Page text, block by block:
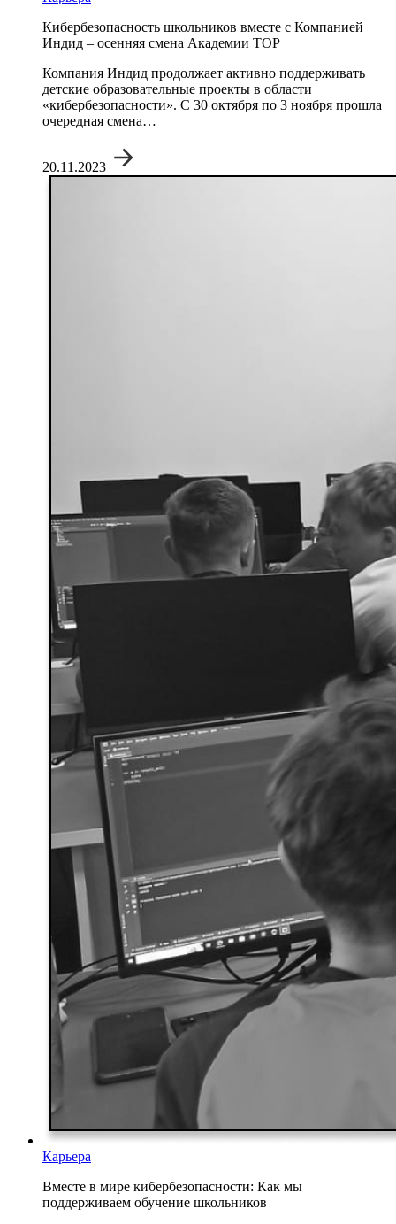
Кибербезопасность школьников вместе с Компанией
Индид – осенняя смена Академии TOP
Компания Индид продолжает активно поддерживать
детские образовательные проекты в области
«кибербезопасности». С 30 октября по 3 ноября прошла
очередная смена…
20.11.2023
Карьера
Вместе в мире кибербезопасности: Как мы
поддерживаем обучение школьников